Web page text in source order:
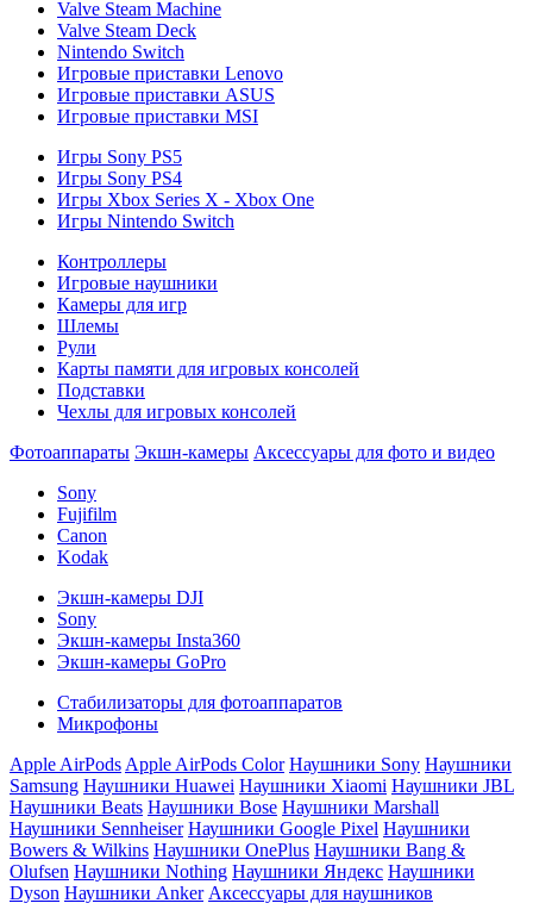
Valve Steam Machine
Valve Steam Deck
Nintendo Switch
Игровые приставки Lenovo
Игровые приставки ASUS
Игровые приставки MSI
Игры Sony PS5
Игры Sony PS4
Игры Xbox Series X - Xbox One
Игры Nintendo Switch
Контроллеры
Игровые наушники
Камеры для игр
Шлемы
Рули
Карты памяти для игровых консолей
Подставки
Чехлы для игровых консолей
Фотоаппараты Экшн-камеры Аксессуары для фото и видео
Sony
Fujifilm
Canon
Kodak
Экшн-камеры DJI
Sony
Экшн-камеры Insta360
Экшн-камеры GoPro
Стабилизаторы для фотоаппаратов
Микрофоны
Apple AirPods Apple AirPods Color Наушники Sony Наушники
Samsung Наушники Huawei Наушники Xiaomi Наушники JBL
Наушники Beats Наушники Bose Наушники Marshall
Наушники Sennheiser Наушники Google Pixel Наушники
Bowers & Wilkins Наушники OnePlus Наушники Bang &
Olufsen Наушники Nothing Наушники Яндекс Наушники
Dyson Наушники Anker Аксессуары для наушников